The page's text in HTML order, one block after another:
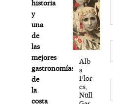
historia
y
una
de
las
mejores
gastronomías
de
la
costa
Alb
a
Flor
es,
Nüll